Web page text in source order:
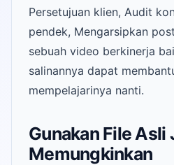
Persetujuan klien, Audit
pendek, Mengarsipkan
sebuah video berkinerja
salinannya dapat
mempelajarinya nanti.
Gunakan File Asli
Memungkinkan